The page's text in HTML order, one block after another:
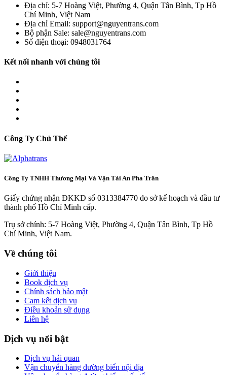
Địa chỉ: 5-7 Hoàng Việt, Phường 4, Quận Tân Bình, Tp Hồ
Chí Minh, Việt Nam
Địa chỉ Email: support@nguyentrans.com
Bộ phận Sale: sale@nguyentrans.com
Số điện thoại: 0948031764
Kết nối nhanh với chúng tôi
Công Ty Chủ Thể
Công Ty TNHH Thương Mại Và Vận Tải An Pha Trần
Giấy chứng nhận ĐKKD số 0313384770 do sở kế hoạch và đầu tư
thành phố Hồ Chí Minh cấp.
Trụ sở chính: 5-7 Hoàng Việt, Phường 4, Quận Tân Bình, Tp Hồ
Chí Minh, Việt Nam.
Về chúng tôi
Giới thiệu
Book dịch vụ
Chính sách bảo mật
Cam kết dịch vụ
Điều khoản sử dụng
Liên hệ
Dịch vụ nổi bật
Dịch vụ hải quan
Vận chuyển hàng đường biển nội địa